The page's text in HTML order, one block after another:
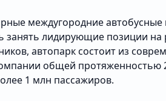
междугородние
занять лидирующие позиции
автопарк состоит из
общей протяженностью
1 млн пассажиров.